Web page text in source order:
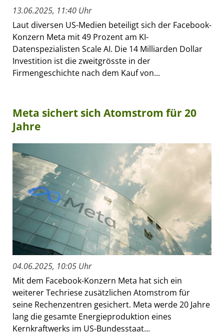
13.06.2025, 11:40 Uhr
Laut diversen US-Medien beteiligt sich der Facebook-
Konzern Meta mit 49 Prozent am KI-
Datenspezialisten Scale AI. Die 14 Milliarden Dollar
Investition ist die zweitgrösste in der
Firmengeschichte nach dem Kauf von...
Meta sichert sich Atomstrom für 20
Jahre
04.06.2025, 10:05 Uhr
Mit dem Facebook-Konzern Meta hat sich ein
weiterer Techriese zusätzlichen Atomstrom für
seine Rechenzentren gesichert. Meta werde 20 Jahre
lang die gesamte Energieproduktion eines
Kernkraftwerks im US-Bundesstaat...